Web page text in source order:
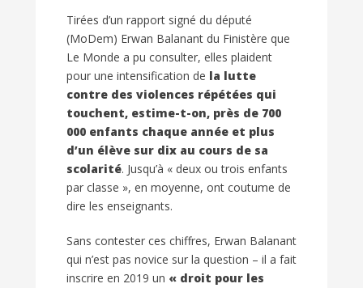
Tirées d’un rapport signé du député
(MoDem) Erwan Balanant du Finistère que
Le Monde a pu consulter, elles plaident
pour une intensification de la lutte
contre des violences répétées qui
touchent, estime-t-on, près de 700
000 enfants chaque année et plus
d’un élève sur dix au cours de sa
scolarité. Jusqu’à « deux ou trois enfants
par classe », en moyenne, ont coutume de
dire les enseignants.
Sans contester ces chiffres, Erwan Balanant
qui n’est pas novice sur la question – il a fait
inscrire en 2019 un « droit pour les